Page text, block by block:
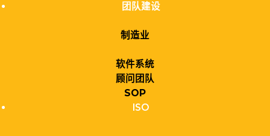
团队建设
制造业
软件系统
顾问团队
SOP
ISO